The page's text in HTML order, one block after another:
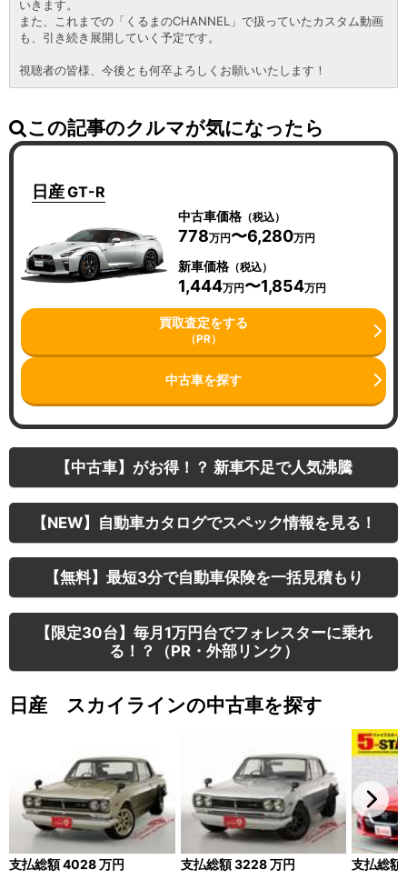
いきます。
また、これまでの「くるまのCHANNEL」で扱っていたカスタム動画
も、引き続き展開していく予定です。
視聴者の皆様、今後とも何卒よろしくお願いいたします！
この記事のクルマが気になったら
日産GT-R
中古車価格（税込）
778万円〜6,280万円
新車価格（税込）
1,444万円〜1,854万円
買取査定をする
（PR）
中古車を探す
【中古車】がお得！？ 新車不足で人気沸騰
【NEW】自動車カタログでスペック情報を見る！
【無料】最短3分で自動車保険を一括見積もり
【限定30台】毎月1万円台でフォレスターに乗れ
る！？（PR・外部リンク）
日産 スカイラインの中古車を探す
支払総額4028万円 支払総額3228万円 支払総額